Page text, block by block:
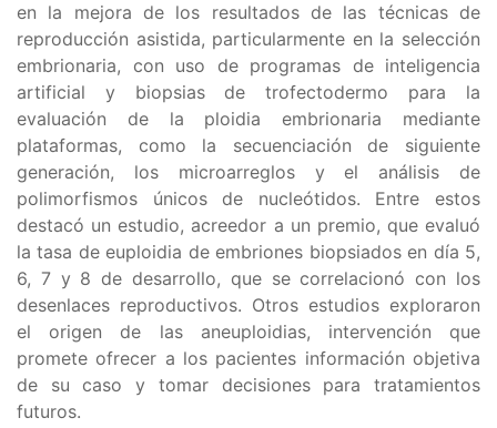
en la mejora de los resultados de las técnicas de
reproducción asistida, particularmente en la selección
embrionaria, con uso de programas de inteligencia
artificial y biopsias de trofectodermo para la
evaluación de la ploidia embrionaria mediante
plataformas, como la secuenciación de siguiente
generación, los microarreglos y el análisis de
polimorfismos únicos de nucleótidos. Entre estos
destacó un estudio, acreedor a un premio, que evaluó
la tasa de euploidia de embriones biopsiados en día 5,
6, 7 y 8 de desarrollo, que se correlacionó con los
desenlaces reproductivos. Otros estudios exploraron
el origen de las aneuploidias, intervención que
promete ofrecer a los pacientes información objetiva
de su caso y tomar decisiones para tratamientos
futuros.